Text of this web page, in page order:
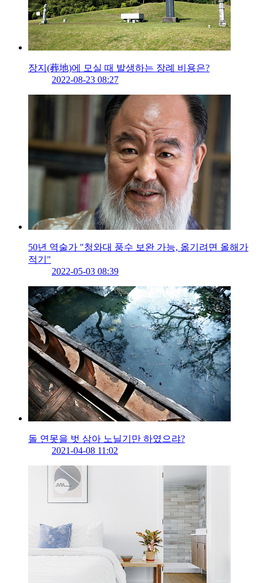
장지(葬地)에 모실 때 발생하는 장례 비용은?
2022-08-23 08:27
50년 역술가 "청와대 풍수 보완 가능, 옮기려면 올해가
적기"
2022-05-03 08:39
돌 연못을 벗 삼아 노닐기만 하였으랴?
2021-04-08 11:02